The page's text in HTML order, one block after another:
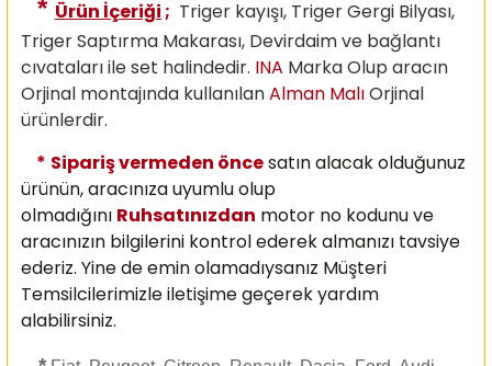
* Ürün İçeriği ; Triger kayışı, Triger Gergi Bilyası,
Triger Saptırma Makarası, Devirdaim ve bağlantı
cıvataları ile set halindedir. INA Marka Olup aracın
Orjinal montajında kullanılanAlman MalıOrjinal
ürünlerdir.
* Sipariş vermeden öncesatın alacak olduğunuz
ürünün, aracınıza uyumlu olup
olmadığını Ruhsatınızdan motor no kodunu ve
aracınızın bilgilerini kontrol ederek almanızı tavsiye
ederiz. Yine de emin olamadıysanız Müşteri
Temsilcilerimizle iletişime geçerek yardım
alabilirsiniz.